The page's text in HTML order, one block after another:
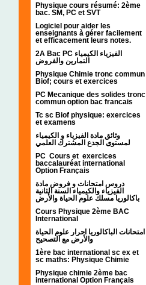
Physique cours résumé: 2ème
bac. SM, PC et SVT
Logiciel pour aider les
enseignants à gérer facilement
et efficacement leurs notes.
2A Bac PC الفيزياء الكيمياء
التمارين والفروض
Physique Chimie tronc commun
Biof; cours et exercices
PC Mecanique des solides tronc
commun option bac francais
Tc sc Biof physique: exercices
et examens
وثائق مادة الفيزياء و الكيمياء
PC Cours et exercices
baccalauréat international
Option Français
دروس امتحانات و فروض مادة
الفيزياء والكيمياء السنة الثانية
باكالوريا مسلك علوم الحياة والأرض
Cours Physique 2ème BAC
International
امتحانات الباكالوريا احرار علوم الحياة
والأرض مع التصحيح
1ère bac international sc ex et
sc maths: Physique Chimie
Physique chimie 2ème bac
international Option Français